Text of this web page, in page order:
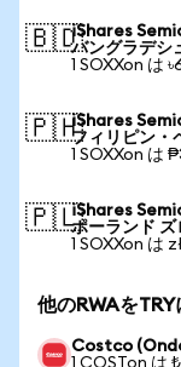
🇧🇩iShares
バングラデシ
1 SOXXon は
🇵🇭iShares
フィリピン・
1 SOXXon は
🇵🇱iShares
ポーランド ズ
1 SOXXon は
他のRWAをTRY
Costco
1 COSTon は